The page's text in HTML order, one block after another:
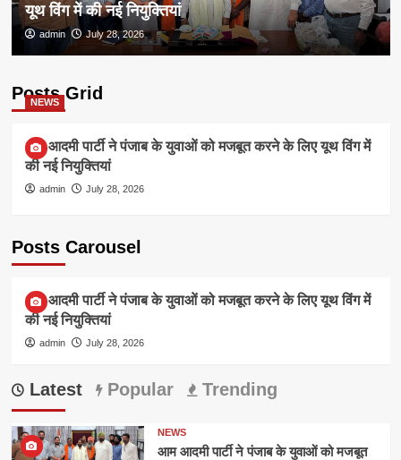
यूथ विंग में की नई नियुक्तियां
admin July 28, 2026
Posts Grid
NEWS
आम आदमी पार्टी ने पंजाब के युवाओं को मजबूत करने के लिए यूथ विंग में
की नई नियुक्तियां
admin July 28, 2026
Posts Carousel
NEWS
आम आदमी पार्टी ने पंजाब के युवाओं को मजबूत करने के लिए यूथ विंग में
की नई नियुक्तियां
admin July 28, 2026
Latest Popular Trending
NEWS
आम आदमी पार्टी ने पंजाब के युवाओं को मजबूत